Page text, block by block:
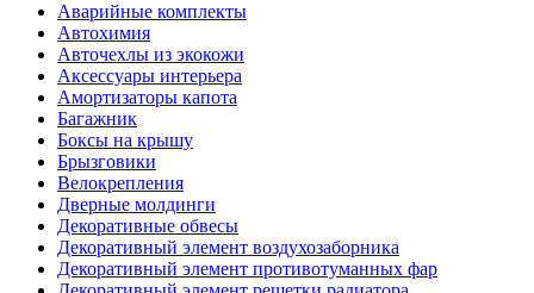
Аварийные комплекты
Автохимия
Авточехлы из экокожи
Аксессуары интерьера
Амортизаторы капота
Багажник
Боксы на крышу
Брызговики
Велокрепления
Дверные молдинги
Декоративные обвесы
Декоративный элемент воздухозаборника
Декоративный элемент противотуманных фар